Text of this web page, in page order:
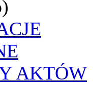
AKTÓW